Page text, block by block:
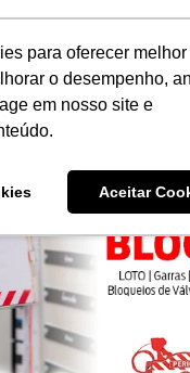
para oferecer melhor
o desempenho,
em nosso site e
Aceitar